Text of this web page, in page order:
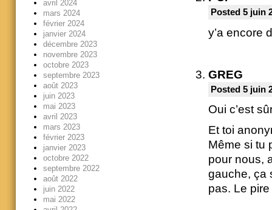
Posted 5 juin
y’a encore
GREG
Posted 5 juin
Oui c’est
Et toi
Même si tu
pour nous,
gauche, ça
pas. Le
avril 2024
mars 2024
février 2024
janvier 2024
décembre 2023
novembre 2023
octobre 2023
septembre 2023
août 2023
juin 2023
mai 2023
avril 2023
mars 2023
février 2023
janvier 2023
octobre 2022
septembre 2022
août 2022
juin 2022
mai 2022